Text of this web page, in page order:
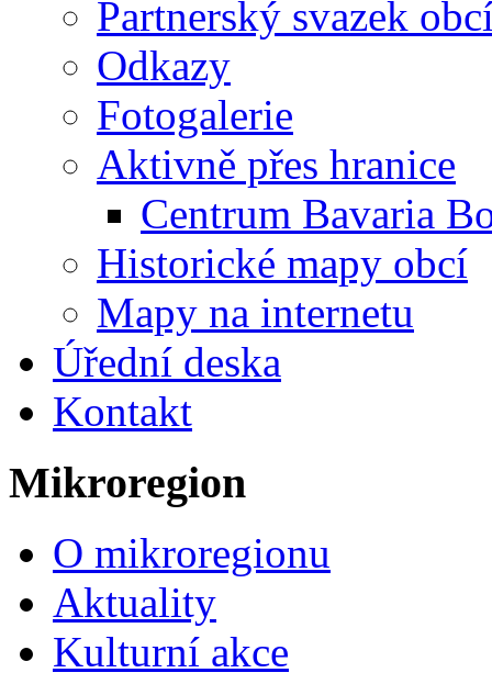
Partnerský svazek
Odkazy
Fotogalerie
Aktivně přes hranice
Centrum Bavaria
Historické mapy obcí
Mapy na internetu
Úřední deska
Kontakt
Mikroregion
O mikroregionu
Aktuality
Kulturní akce